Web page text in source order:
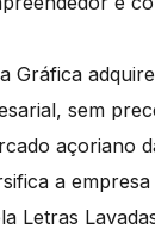
Gráfica
sem
açoriano
a
Letras